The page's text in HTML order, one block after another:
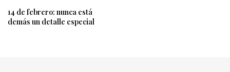
14 de febrero: nunca está
demás un detalle especial